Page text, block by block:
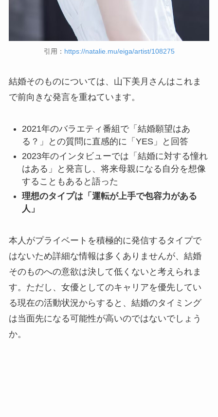
引用： https://natalie.mu/eiga/artist/108275
結婚そのものについては、山下美月さんはこれま
で前向きな発言を重ねています。
2021年のバラエティ番組で「結婚願望はあ
る？」との質問に直感的に「YES」と回答
2023年のインタビューでは「結婚に対する憧れ
はある」と発言し、将来母親になる自分を想像
することもあると語った
理想のタイプは「運転が上手で包容力がある
人」
本人がプライベートを積極的に発信するタイプで
はないため詳細な情報は多くありませんが、結婚
そのものへの意欲は決して低くないと考えられま
す。ただし、女優としてのキャリアを優先してい
る現在の活動状況からすると、結婚のタイミング
は当面先になる可能性が高いのではないでしょう
か。